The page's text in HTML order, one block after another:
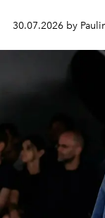
30.07.2026 by